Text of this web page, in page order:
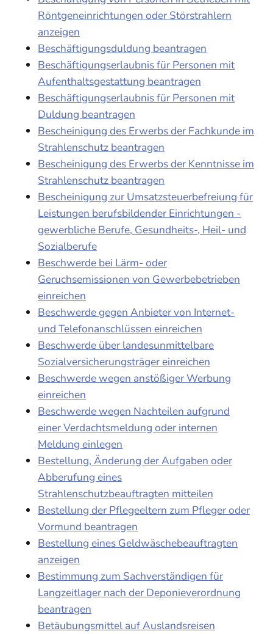
Röntgeneinrichtungen oder Störstrahlern
anzeigen
Beschäftigungsduldung beantragen
Beschäftigungserlaubnis für Personen mit
Aufenthaltsgestattung beantragen
Beschäftigungserlaubnis für Personen mit
Duldung beantragen
Bescheinigung des Erwerbs der Fachkunde im
Strahlenschutz beantragen
Bescheinigung des Erwerbs der Kenntnisse im
Strahlenschutz beantragen
Bescheinigung zur Umsatzsteuerbefreiung für
Leistungen berufsbildender Einrichtungen -
gewerbliche Berufe, Gesundheits-, Heil- und
Sozialberufe
Beschwerde bei Lärm- oder
Geruchsemissionen von Gewerbebetrieben
einreichen
Beschwerde gegen Anbieter von Internet-
und Telefonanschlüssen einreichen
Beschwerde über landesunmittelbare
Sozialversicherungsträger einreichen
Beschwerde wegen anstößiger Werbung
einreichen
Beschwerde wegen Nachteilen aufgrund
einer Verdachtsmeldung oder internen
Meldung einlegen
Bestellung, Änderung der Aufgaben oder
Abberufung eines
Strahlenschutzbeauftragten mitteilen
Bestellung der Pflegeeltern zum Pfleger oder
Vormund beantragen
Bestellung eines Geldwäschebeauftragten
anzeigen
Bestimmung zum Sachverständigen für
Langzeitlager nach der Deponieverordnung
beantragen
Betäubungsmittel auf Auslandsreisen